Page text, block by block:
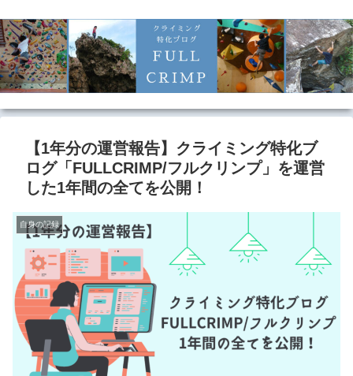
【1年分の運営報告】クライミング特化ブ
ログ「FULLCRIMP/フルクリンプ」を運営
した1年間の全てを公開！
自身の記録